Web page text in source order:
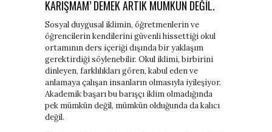
KARIŞMAM’ DEMEK ARTIK MÜMKÜN DEĞIL.
Sosyal duygusal iklimin, öğretmenlerin ve
öğrencilerin kendilerini güvenli hissettiği okul
ortamının ders içeriği dışında bir yaklaşım
gerektirdiği söylenebilir. Okul iklimi, birbirini
dinleyen, farklılıkları gören, kabul eden ve
anlamaya çalışan insanların olmasıyla iyileşiyor.
Akademik başarı bu barışçı iklim olmadığında
pek mümkün değil, mümkün olduğunda da kalıcı
değil.